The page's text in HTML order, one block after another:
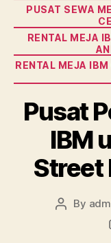
PUSAT SEWA
RENTAL MEJA
RENTAL MEJA
Pusat
IBM
Street
Post
By